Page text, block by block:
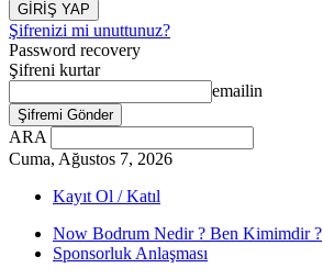
Şifrenizi mi unuttunuz?
Password recovery
Şifreni kurtar
emailin
ARA
Cuma, Ağustos 7, 2026
Kayıt Ol / Katıl
Now Bodrum Nedir ? Ben Kimimdir ?
Sponsorluk Anlaşması